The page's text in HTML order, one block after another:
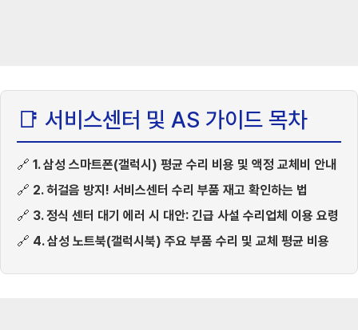
📑 서비스센터 및 AS 가이드 목차
🔗 1. 삼성 스마트폰(갤럭시) 평균 수리 비용 및 액정 교체비 안내
🔗 2. 허걸음 방지! 서비스센터 수리 부품 재고 확인하는 법
🔗 3. 정식 센터 대기 에러 시 대안: 긴급 사설 수리업체 이용 요령
🔗 4. 삼성 노트북(갤럭시북) 주요 부품 수리 및 교체 평균 비용